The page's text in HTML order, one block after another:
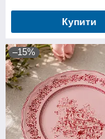
Купити
–15%